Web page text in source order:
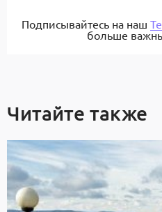
Подписывайтесь на наш
больше
Читайте также